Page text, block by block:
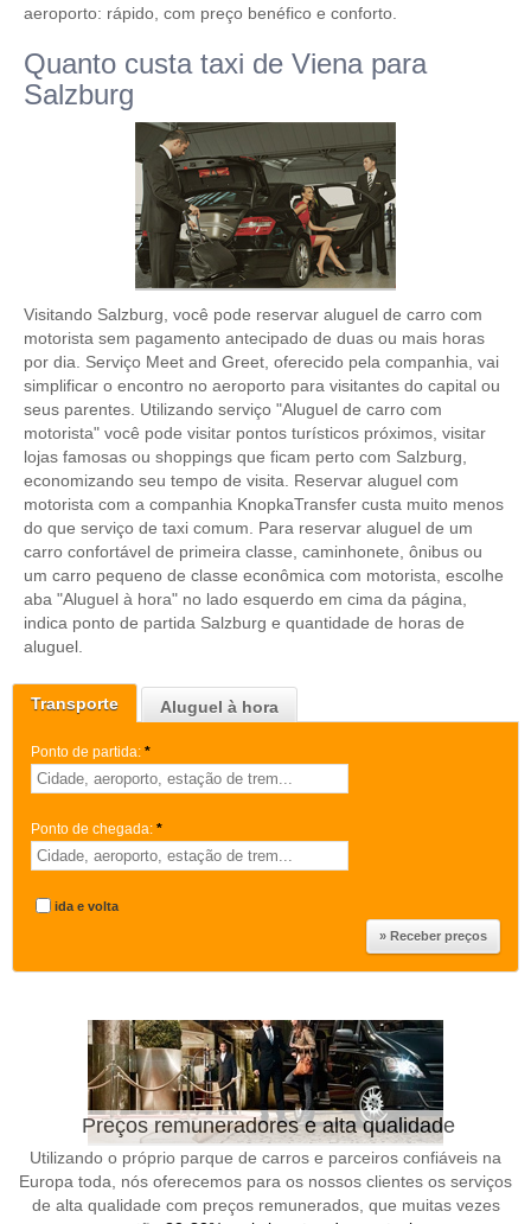
Transporte Aluguel à hora
Ponto de partida: *
Ponto de chegada: *
ida e volta
Preços remuneradores e alta qualidade
Utilizando o próprio parque de carros e parceiros confiáveis na
Europa toda, nós oferecemos para os nossos clientes os serviços
de alta qualidade com preços remunerados, que muitas vezes
aeroporto: rápido, com preço benéfico e conforto.
Quanto custa taxi de Viena para
Salzburg
Visitando Salzburg, você pode reservar aluguel de carro com
motorista sem pagamento antecipado de duas ou mais horas
por dia. Serviço Meet and Greet, oferecido pela companhia, vai
simplificar o encontro no aeroporto para visitantes do capital ou
seus parentes. Utilizando serviço "Aluguel de carro com
motorista" você pode visitar pontos turísticos próximos, visitar
lojas famosas ou shoppings que ficam perto com Salzburg,
economizando seu tempo de visita. Reservar aluguel com
motorista com a companhia KnopkaTransfer custa muito menos
do que serviço de taxi comum. Para reservar aluguel de um
carro confortável de primeira classe, caminhonete, ônibus ou
um carro pequeno de classe econômica com motorista, escolhe
aba "Aluguel à hora" no lado esquerdo em cima da página,
indica ponto de partida Salzburg e quantidade de horas de
aluguel.